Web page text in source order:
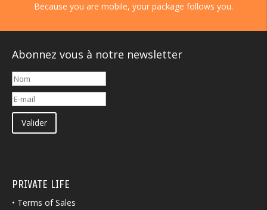
Because you are mobile, your package follows you.
Abonnez vous à notre newsletter
Valider
PRIVATE LIFE
• Terms of Sales